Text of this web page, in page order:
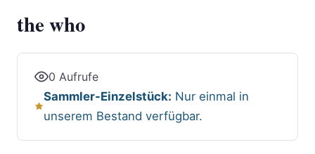
the who
0 Aufrufe
Sammler-Einzelstück: Nur einmal in
unserem Bestand verfügbar.